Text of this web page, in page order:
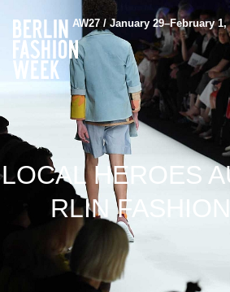
AW27 / January 29–February 1,
LOCAL HEROES
RLIN